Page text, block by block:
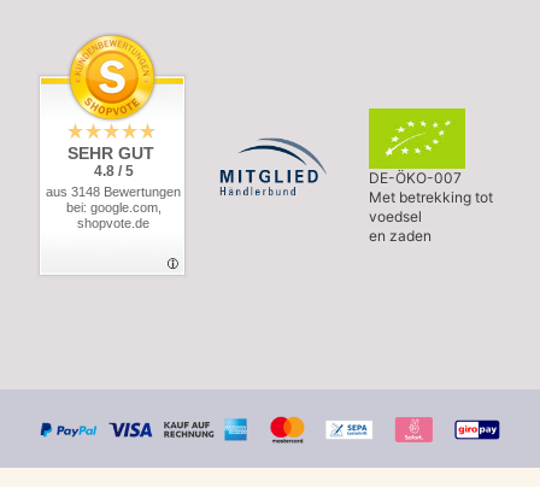
SEHR GUT
4.8 / 5
aus 3148 Bewertungen
bei: google.com,
shopvote.de
DE-ÖKO-007
Met betrekking tot
voedsel
en zaden